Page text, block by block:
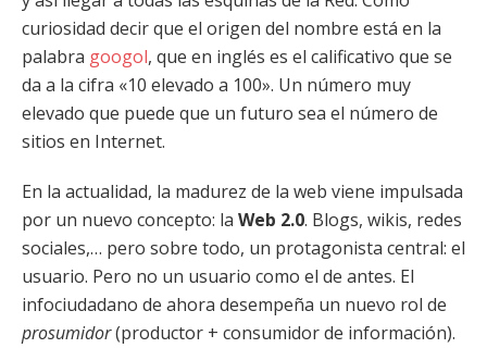
curiosidad decir que el origen del nombre está en la
palabra googol, que en inglés es el calificativo que se
da a la cifra «10 elevado a 100». Un número muy
elevado que puede que un futuro sea el número de
sitios en Internet.
En la actualidad, la madurez de la web viene impulsada
por un nuevo concepto: la Web 2.0. Blogs, wikis, redes
sociales,… pero sobre todo, un protagonista central: el
usuario. Pero no un usuario como el de antes. El
infociudadano de ahora desempeña un nuevo rol de
prosumidor(productor + consumidor de información).